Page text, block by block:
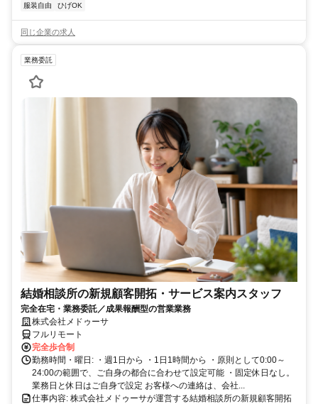
服装自由 ひげOK
同じ企業の求人
業務委託
結婚相談所の新規顧客開拓・サービス案内スタッフ
完全在宅・業務委託／成果報酬型の営業業務
株式会社メドゥーサ
フルリモート
完全歩合制
勤務時間・曜日: ・週1日から ・1日1時間から ・原則として0:00～
24:00の範囲で、ご自身の都合に合わせて設定可能 ・固定休日なし。
業務日と休日はご自身で設定 お客様への連絡は、会社...
仕事内容: 株式会社メドゥーサが運営する結婚相談所の新規顧客開拓